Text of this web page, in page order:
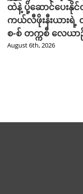
ထဲနဲ့ ပို့ဆောင်ပေးနို
ကယ်လီဖိုးနီးယားရဲ့
စ-စ် တက္ကစီ လေယာ
August 6th, 2026